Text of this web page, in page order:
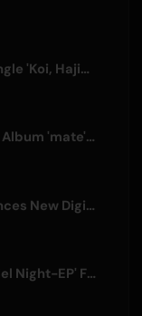
=LOVE Announces New Single 'Koi, Hajimemashita.' and Tokyo Dome Concerts
AliA Releases Post-Hiatus Album 'mate', Announces Tokyo Live
ShowMinorSavage Announces New Digital Single 'Gradation'
BILLY BOO Releases 'Parallel Night-EP' Featuring TV Drama Theme Song